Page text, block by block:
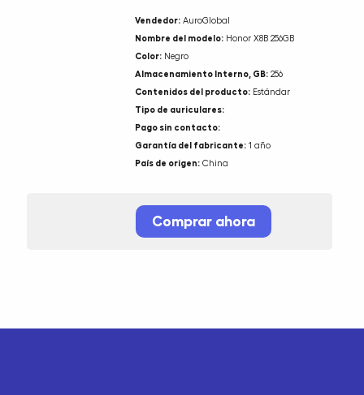
Vendedor: AuroGlobal
Nombre del modelo: Honor X8B 256GB
Color: Negro
Almacenamiento Interno, GB: 256
Contenidos del producto: Estándar
Tipo de auriculares:
Pago sin contacto:
Garantía del fabricante: 1 año
País de origen: China
Comprar ahora